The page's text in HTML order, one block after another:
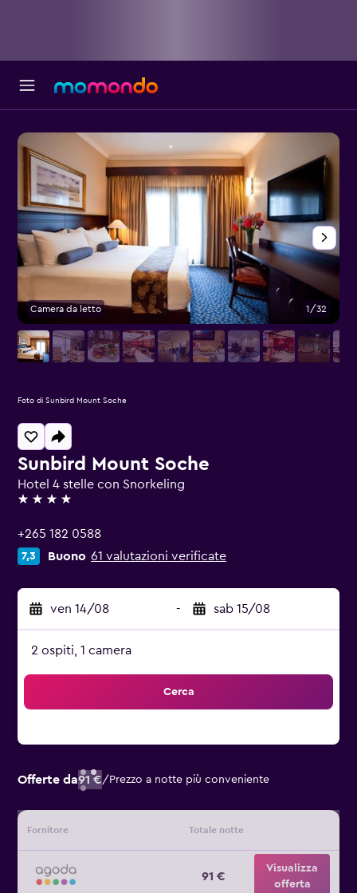
Sunbird Mount Soche
Hotel 4 stelle con Snorkeling
4 stelle
+265 182 0588
7,3 Buono 61 valutazioni verificate
ven 14/08 - sab 15/08
2 ospiti, 1 camera
Cerca
Offerte da91 €/ Prezzo a notte più conveniente
Fornitore Totale notte
91 €
Visualizza
offerta
Camera da letto 1/32
Foto di Sunbird Mount Soche